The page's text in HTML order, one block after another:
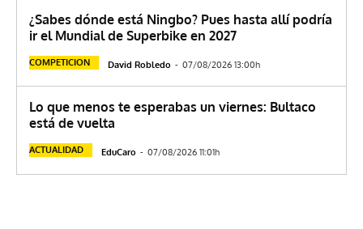
¿Sabes dónde está Ningbo? Pues hasta allí podría
ir el Mundial de Superbike en 2027
COMPETICION David Robledo - 07/08/2026 13:00h
Lo que menos te esperabas un viernes: Bultaco
está de vuelta
ACTUALIDAD EduCaro - 07/08/2026 11:01h